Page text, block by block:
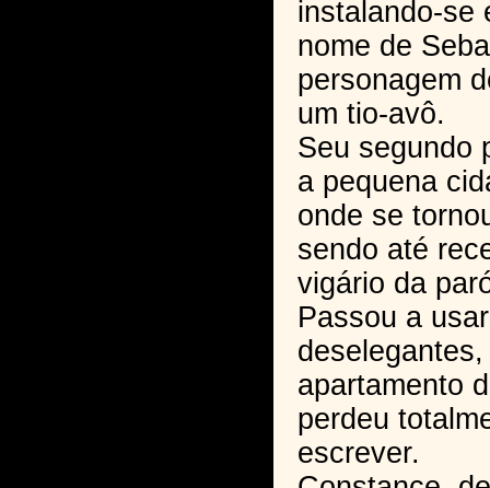
instalando-se
nome de
personagem
um tio-avô.
Seu segundo
a pequena
onde se
sendo até
vigário da
Passou a
apartamento
perdeu
escrever.